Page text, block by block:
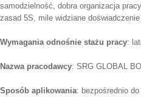
samodzielność, dobra organizacja
zasad 5S, mile widziane
Wymagania odnośnie stażu pracy:
Nazwa pracodawcy: SRG GLOBAL
Sposób aplikowania: bezpośrednio